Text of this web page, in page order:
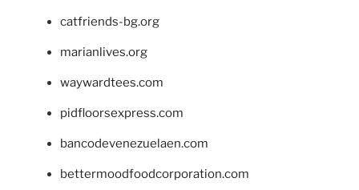
catfriends-bg.org
marianlives.org
waywardtees.com
pidfloorsexpress.com
bancodevenezuelaen.com
bettermoodfoodcorporation.com